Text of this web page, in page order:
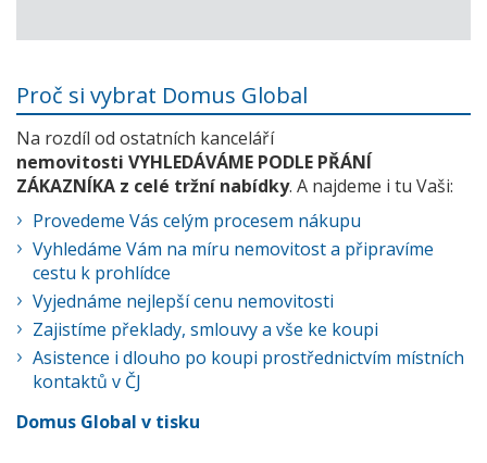
Proč si vybrat Domus Global
Na rozdíl od ostatních kanceláří
nemovitosti VYHLEDÁVÁME PODLE PŘÁNÍ
ZÁKAZNÍKA z celé tržní nabídky. A najdeme i tu Vaši:
Provedeme Vás celým procesem nákupu
Vyhledáme Vám na míru nemovitost a připravíme
cestu k prohlídce
Vyjednáme nejlepší cenu nemovitosti
Zajistíme překlady, smlouvy a vše ke koupi
Asistence i dlouho po koupi prostřednictvím místních
kontaktů v ČJ
Domus Global v tisku